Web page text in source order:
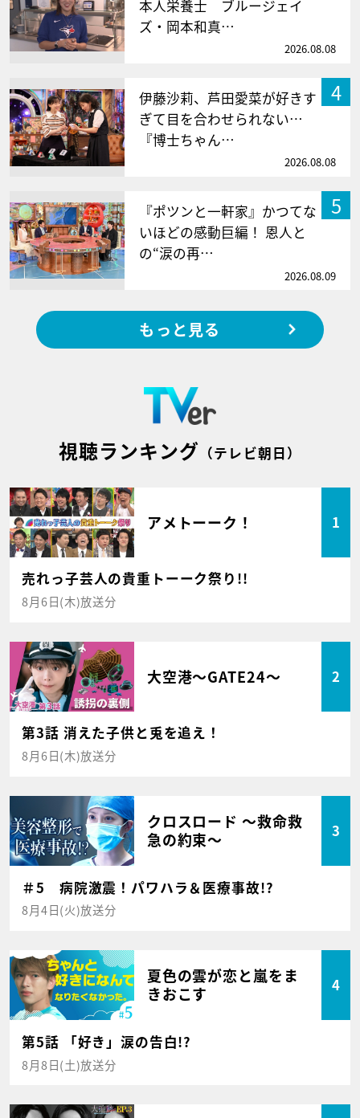
本人栄養士 ブルージェイ
ズ・岡本和真…
2026.08.08
4
伊藤沙莉、芦田愛菜が好きす
ぎて目を合わせられない…
『博士ちゃん…
2026.08.08
5
『ポツンと一軒家』かつてな
いほどの感動巨編！ 恩人と
の“涙の再…
2026.08.09
もっと見る
視聴ランキング （テレビ朝日）
アメトーーク！ 1
売れっ子芸人の貴重トーーク祭り!!
8月6日(木)放送分
大空港～GATE24～ 2
第3話 消えた子供と兎を追え！
8月6日(木)放送分
クロスロード ～救命救
急の約束～
3
＃5 病院激震！パワハラ＆医療事故!?
8月4日(火)放送分
夏色の雲が恋と嵐をま
きおこす
4
第5話 「好き」涙の告白!?
8月8日(土)放送分